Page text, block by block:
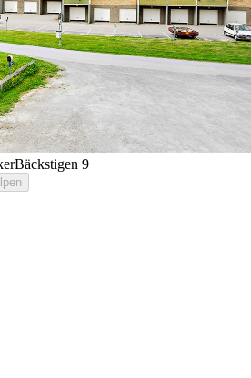
Bäckstigen 9